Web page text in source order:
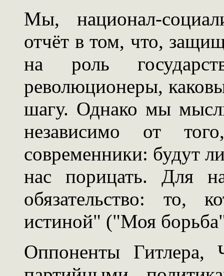
Мы, национал-
отчёт в том, что,
на роль
революционеры,
шагу. Однако мы
независимо от
современники: будут
нас порицать. Для
обязательство: то,
истиной" ("Моя
Оппоненты Гитлера,